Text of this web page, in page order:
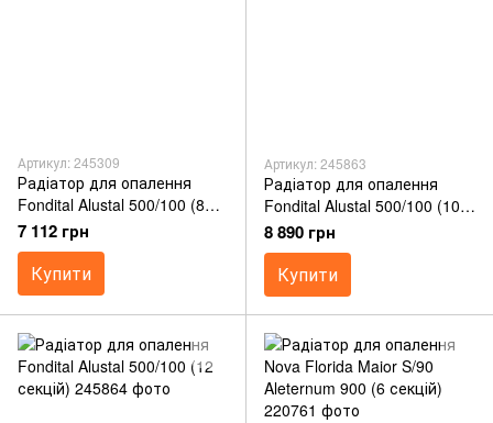
Артикул: 245309
Радіатор для опалення
Fondital Alustal 500/100 (8
секцій)
7 112 грн
Купити
Артикул: 245863
Радіатор для опалення
Fondital Alustal 500/100 (10
секцій)
8 890 грн
Купити